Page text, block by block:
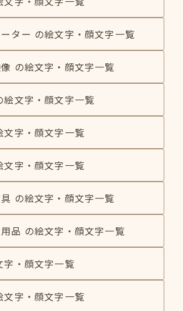
ター の絵文字・顔文字一覧
の絵文字・顔文字一覧
絵文字・顔文字一覧
文字・顔文字一覧
文字・顔文字一覧
の絵文字・顔文字一覧
品 の絵文字・顔文字一覧
字・顔文字一覧
文字・顔文字一覧